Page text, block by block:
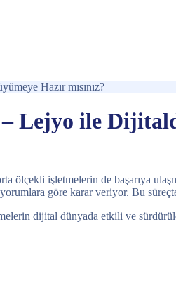
Hazır mısınız?
ile
ölçekli işletmelerin de başarıya
göre karar veriyor. Bu
dijital dünyada etkili ve